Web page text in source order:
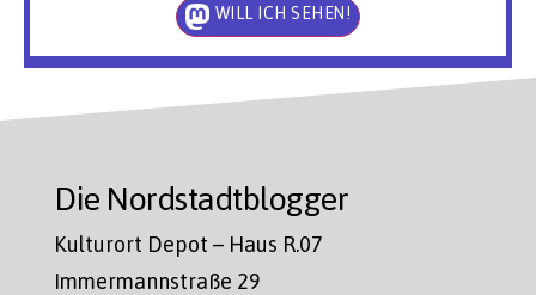
WILL ICH SEHEN!
Die Nordstadtblogger
Kulturort Depot – Haus R.07
Immermannstraße 29